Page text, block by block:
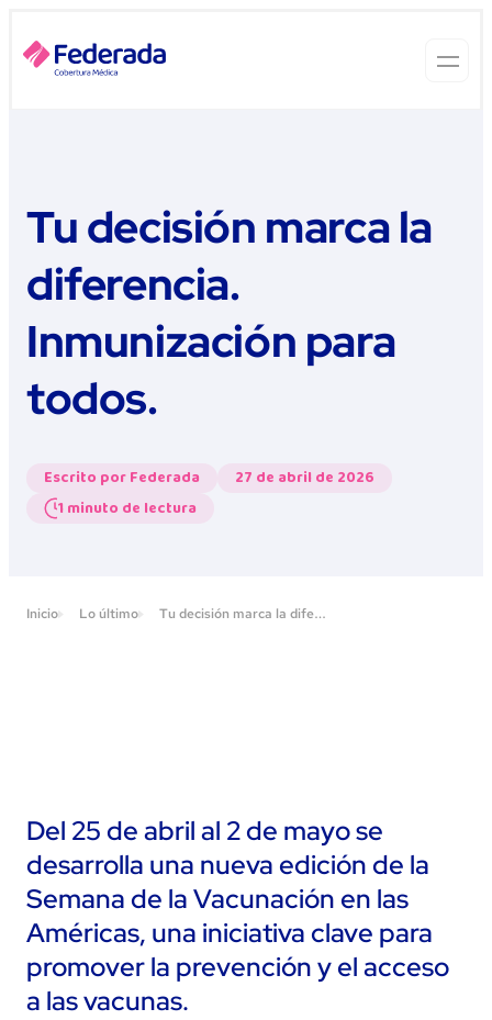
Tu decisión marca la
diferencia.
Inmunización para
todos.
Escrito por Federada
27 de abril de 2026
1 minuto de lectura
Inicio Lo último T
u decisión marca la diferencia. Inmunización para todos.
Del 25 de abril al 2 de mayo se
desarrolla una nueva edición de la
Semana de la Vacunación en las
Américas, una iniciativa clave para
promover la prevención y el acceso
a las vacunas.